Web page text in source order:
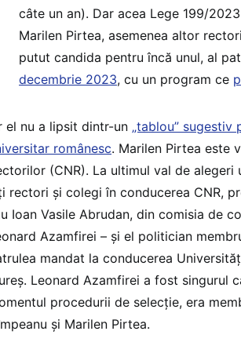
câte un an). Dar acea Lege 199/
Marilen Pirtea, asemenea altor
putut candida pentru încă unul, al
decembrie 2023, cu un program ce
el nu a lipsit dintr-un „tablou” sugestiv
românesc. Marilen Pirtea este
(CNR). La ultimul val de
rectori și colegi în conducerea CNR,
Ioan Vasile Abrudan, din comisia de
Azamfirei – și el politician
mandat la conducerea
Leonard Azamfirei a fost singurul
procedurii de selecție, era
și Marilen Pirtea.